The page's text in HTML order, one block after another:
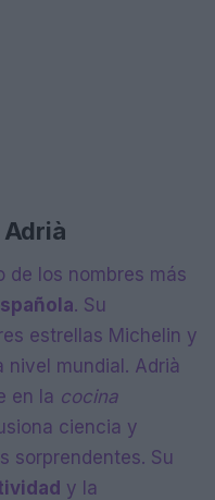
Adrià
de los nombres más
. Su
estrellas Michelin y
mundial. Adrià
en la cocina
ciencia y
sorprendentes. Su
y la